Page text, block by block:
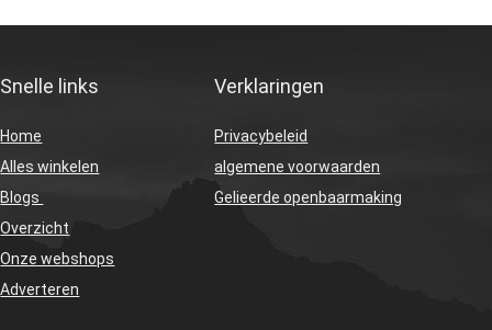
Snelle links
Home
Alles winkelen
Blogs
Overzicht
Onze webshops
Adverteren
Verklaringen
Privacybeleid
algemene voorwaarden
Gelieerde openbaarmaking